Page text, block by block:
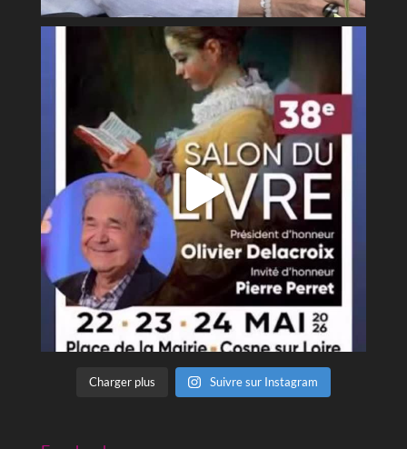
Charger plus Suivre sur Instagram